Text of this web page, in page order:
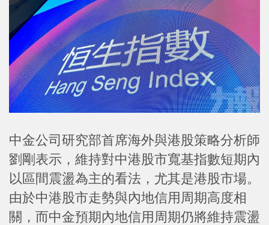
中金公司研究部首席海外與港股策略分析師
劉剛表示，維持對中港股市寬基指數短期內
以區間震盪為主的看法，尤其是港股市場。
由於中港股市走勢與內地信用周期高度相
關，而中金預期內地信用周期仍將維持震盪